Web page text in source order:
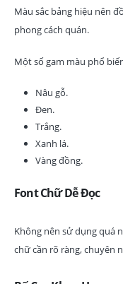
Màu sắc bảng hiệu nên
phong cách quán.
Một số gam màu phổ
Nâu gỗ.
Đen.
Trắng.
Xanh lá.
Vàng đồng.
Font Chữ Dễ Đọc
Không nên sử dụng quá
chữ cần rõ ràng, chuyên